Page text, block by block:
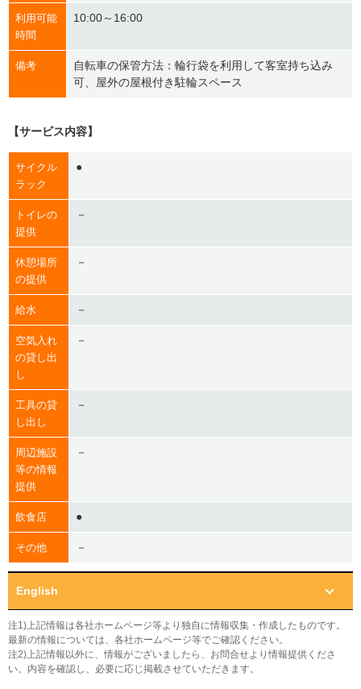
利用可能
時間
10:00～16:00
備考
自転車の保管方法：輪行袋を利用して客室持ち込み
可、屋外の屋根付き駐輪スペース
【サービス内容】
サイクル
ラック
●
トイレの
提供
－
休憩場所
の提供
－
給水 －
空気入れ
の貸し出
し
－
工具の貸
し出し
－
周辺施設
等の情報
提供
－
飲食店 ●
その他 －
English
注1)上記情報は各社ホームページ等より独自に情報収集・作成したものです。
最新の情報については、各社ホームページ等でご確認ください。
注2)上記情報以外に、情報がございましたら、お問合せより情報提供くださ
い。内容を確認し、必要に応じ掲載させていただきます。